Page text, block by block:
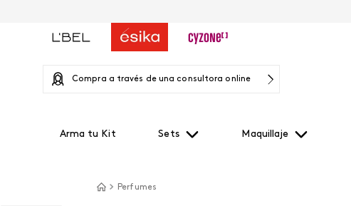
Compra a través de una consultora online
Arma tu Kit Sets Maquillaje
Perfumes